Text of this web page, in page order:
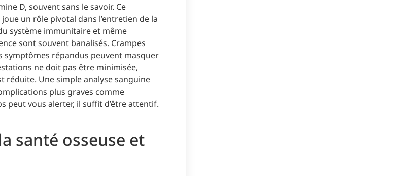
D, souvent sans le savoir. Ce
un rôle pivotal dans l’entretien de la
système immunitaire et même
sont souvent banalisés. Crampes
symptômes répandus peuvent masquer
ne doit pas être minimisée,
réduite. Une simple analyse sanguine
plus graves comme
peut vous alerter, il suffit d’être attentif.
santé osseuse et